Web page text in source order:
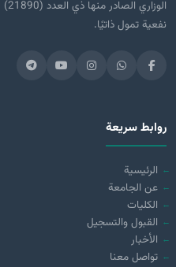
نفعية تمول ذاتيًا.
روابط سريعة
الرئيسية
عن الجامعة
الكليات
القبول والتسجيل
الأخبار
تواصل معنا